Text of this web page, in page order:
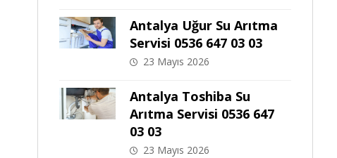
Antalya Uğur Su Arıtma
Servisi 0536 647 03 03
23 Mayıs 2026
Antalya Toshiba Su
Arıtma Servisi 0536 647
03 03
23 Mayıs 2026